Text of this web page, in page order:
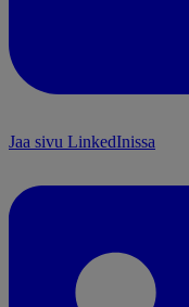
Jaa sivu LinkedInissa